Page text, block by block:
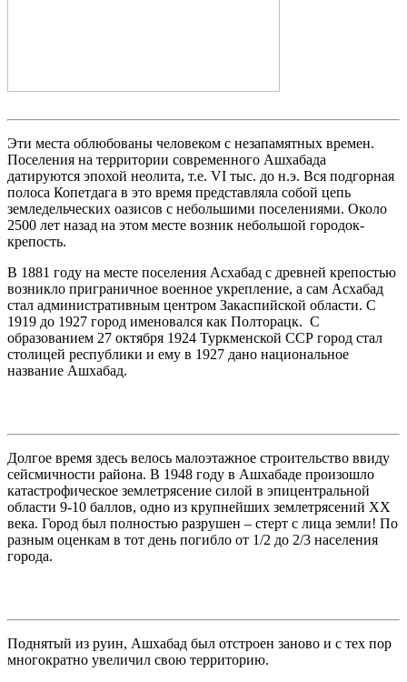
Эти места облюбованы человеком с незапамятных времен.
Поселения на территории современного Ашхабада
датируются эпохой неолита, т.е. VI тыс. до н.э. Вся подгорная
полоса Копетдага в это время представляла собой цепь
земледельческих оазисов с небольшими поселениями. Около
2500 лет назад на этом месте возник небольшой городок-
крепость.
В 1881 году на месте поселения Асхабад с древней крепостью
возникло приграничное военное укрепление, а сам Асхабад
стал административным центром Закаспийской области. С
1919 до 1927 город именовался как Полторацк. С
образованием 27 октября 1924 Туркменской ССР город стал
столицей республики и ему в 1927 дано национальное
название Ашхабад.
Долгое время здесь велось малоэтажное строительство ввиду
сейсмичности района. В 1948 году в Ашхабаде произошло
катастрофическое землетрясение силой в эпицентральной
области 9-10 баллов, одно из крупнейших землетрясений XX
века. Город был полностью разрушен – стерт с лица земли! По
разным оценкам в тот день погибло от 1/2 до 2/3 населения
города.
Поднятый из руин, Ашхабад был отстроен заново и с тех пор
многократно увеличил свою территорию.